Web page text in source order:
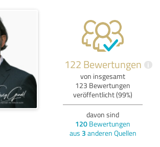
122 Bewertungen i
von insgesamt
123 Bewertungen
veröffentlicht (99%)
davon sind
120 Bewertungen
aus 3 anderen Quellen